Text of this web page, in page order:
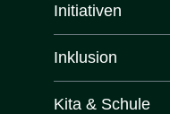
Initiativen
Inklusion
Kita & Schule